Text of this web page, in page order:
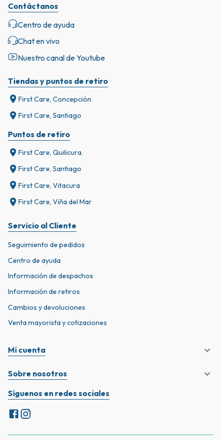
Tiendas y puntos de retiro
First Care, Concepción
First Care, Santiago
Puntos de retiro
First Care, Quilicura.
First Care, Santiago
First Care, Vitacura
First Care, Viña del Mar
Servicio al Cliente
Seguimiento de pedidos
Centro de ayuda
Información de despachos
Información de retiros
Cambios y devoluciones
Venta mayorista y cotizaciones
Mi cuenta
Sobre nosotros
Contáctanos
Centro de ayuda
Chat en vivo
Nuestro canal de Youtube
Síguenos en redes sociales